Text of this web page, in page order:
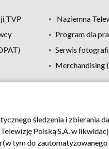
TVP Naziemna
Program dla
Serwis
Merchandising
Pomoc Biuro reklamy
śledzenia i zbierania
Polską S.A. w
(w tym do